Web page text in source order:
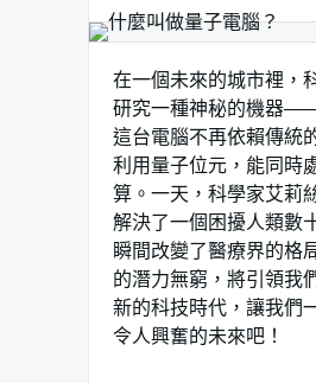
在一個未來的城市裡，
研究一種神秘的機器
這台電腦不再依賴傳統
利用量子位元，能同時
算。一天，科學家艾莉
解決了一個困擾人類數
瞬間改變了醫療界的格
的潛力無窮，將引領我
新的科技時代，讓我們
令人興奮的未來吧！